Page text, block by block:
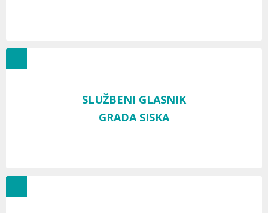
SLUŽBENI GLASNIK
GRADA SISKA